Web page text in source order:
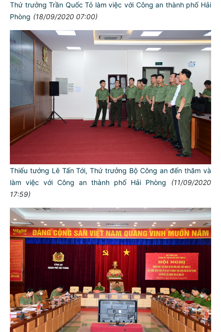
Thứ trưởng Trần Quốc Tỏ làm việc với Công an thành phố Hải
Phòng (18/09/2020 07:00)
Thiếu tướng Lê Tấn Tới, Thứ trưởng Bộ Công an đến thăm và
làm việc với Công an thành phố Hải Phòng
(11/09/2020
17:59)